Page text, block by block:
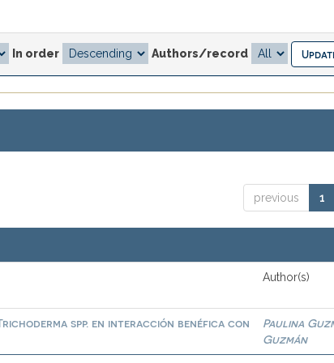
In order Authors/record
previous 1
Author(s)
spp. en interacción benéfica con
Paulina
Guzmán